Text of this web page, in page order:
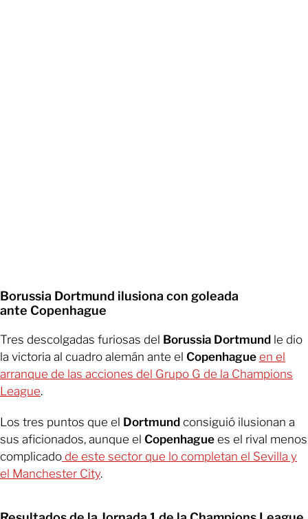
Borussia Dortmund ilusiona con goleada
ante Copenhague
Tres descolgadas furiosas del Borussia Dortmund le dio
la victoria al cuadro alemán ante el Copenhague en el
arranque de las acciones del Grupo G de la Champions
League.
Los tres puntos que el Dortmund consiguió ilusionan a
sus aficionados, aunque el Copenhague es el rival menos
complicado de este sector que lo completan el Sevilla y
el Manchester City.